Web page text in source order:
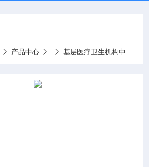
产品中心 基层医疗卫生机构中医诊疗区（中医馆）服务能力建设项目